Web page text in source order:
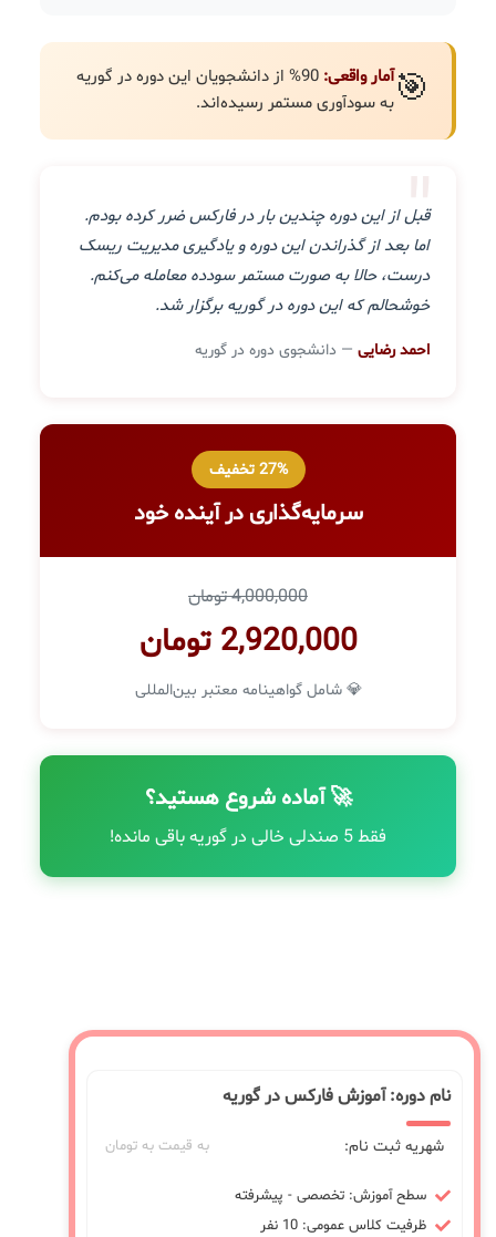
🎯آمار واقعی:
90% از دانشجویان این دوره در گوریه
به سودآوری مستمر رسیده‌اند.
"
قبل از این دوره چندین بار در فارکس ضرر کرده بودم.
اما بعد از گذراندن این دوره و یادگیری مدیریت ریسک
درست، حالا به صورت مستمر سودده معامله می‌کنم.
خوشحالم که این دوره در گوریه برگزار شد.
احمد رضایی — دانشجوی دوره در گوریه
27% تخفیف
سرمایه‌گذاری در آینده خود
4,000,000 تومان
2,920,000 تومان
💎 شامل گواهینامه معتبر بین‌المللی
🚀 آماده شروع هستید؟
فقط 5 صندلی خالی در گوریه باقی مانده!
نام دوره: آموزش فارکس در گوریه
شهریه ثبت نام: به قیمت به تومان
سطح آموزش: تخصصی - پیشرفته
ظرفیت کلاس عمومی: 10 نفر